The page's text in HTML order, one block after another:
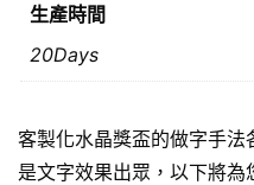
生產時間
20Days
客製化水晶獎盃的做字手
是文字效果出眾，以下將